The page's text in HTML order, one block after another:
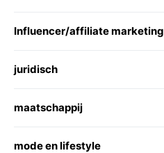
Influencer/affiliate marketing
juridisch
maatschappij
mode en lifestyle